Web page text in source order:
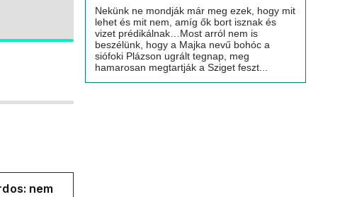
nem
Nekünk ne mondják már meg ezek, hogy mit
lehet és mit nem, amíg ők bort isznak és
vizet prédikálnak…Most arról nem is
beszélünk, hogy a Majka nevű bohóc a
siófoki Plázson ugrált tegnap, meg
hamarosan megtartják a Sziget feszt...